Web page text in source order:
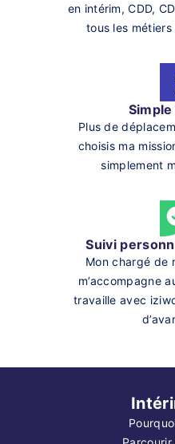
en intérim, CDD,
tous les métiers
Plus de
choisis ma
simplement
Suivi
Mon chargé de
m’accompagne
travaille avec